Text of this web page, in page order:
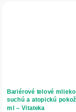
Bariérové telové
suchú a atopickú
ml – Vitateka